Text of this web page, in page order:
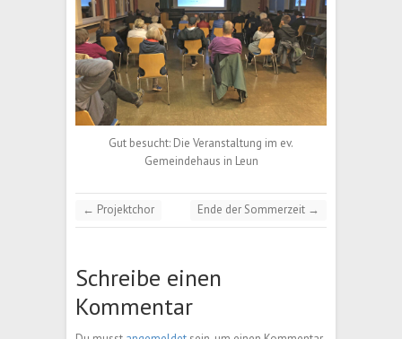
Gut besucht: Die Veranstaltung im ev.
Gemeindehaus in Leun
← Projektchor Ende der Sommerzeit →
Schreibe einen
Kommentar